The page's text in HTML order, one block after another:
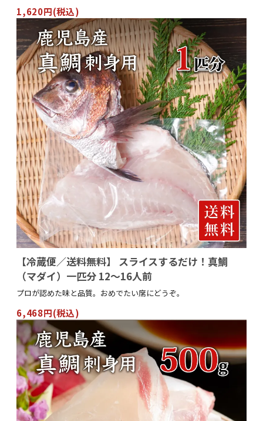
1,620円(税込)
【冷蔵便／送料無料】 スライスするだけ！真鯛
（マダイ）一匹分 12～16人前
プロが認めた味と品質。おめでたい席にどうぞ。
6,468円(税込)